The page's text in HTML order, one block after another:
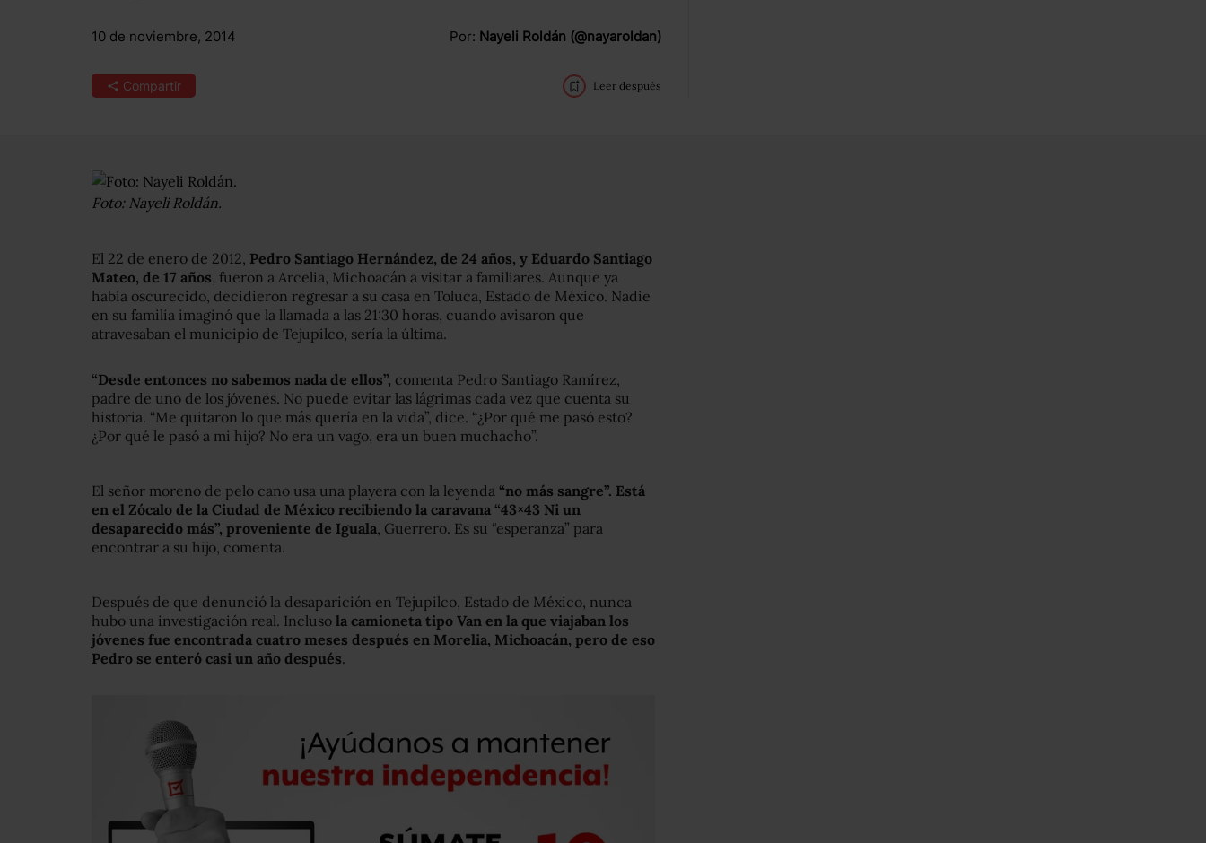
10 de noviembre, 2014 Por: Nayeli Roldán (@nayaroldan)
Compartir Leer después
Foto: Nayeli Roldán.
El 22 de enero de 2012, Pedro Santiago Hernández, de 24 años, y Eduardo Santiago
Mateo, de 17 años, fueron a Arcelia, Michoacán a visitar a familiares. Aunque ya
había oscurecido, decidieron regresar a su casa en Toluca, Estado de México. Nadie
en su familia imaginó que la llamada a las 21:30 horas, cuando avisaron que
atravesaban el municipio de Tejupilco, sería la última.
“Desde entonces no sabemos nada de ellos”, comenta Pedro Santiago Ramírez,
padre de uno de los jóvenes. No puede evitar las lágrimas cada vez que cuenta su
historia. “Me quitaron lo que más quería en la vida”, dice. “¿Por qué me pasó esto?
¿Por qué le pasó a mi hijo? No era un vago, era un buen muchacho”.
El señor moreno de pelo cano usa una playera con la leyenda “no más sangre”. Está
en el Zócalo de la Ciudad de México recibiendo la caravana “43×43 Ni un
desaparecido más”, proveniente de Iguala, Guerrero. Es su “esperanza” para
encontrar a su hijo, comenta.
Después de que denunció la desaparición en Tejupilco, Estado de México, nunca
hubo una investigación real. Incluso la camioneta tipo Van en la que viajaban los
jóvenes fue encontrada cuatro meses después en Morelia, Michoacán, pero de eso
Pedro se enteró casi un año después.